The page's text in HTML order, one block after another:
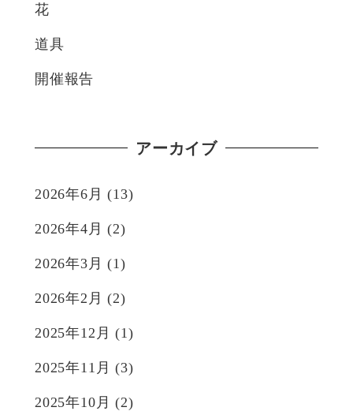
花
道具
開催報告
アーカイブ
2026年6月 (13)
2026年4月 (2)
2026年3月 (1)
2026年2月 (2)
2025年12月 (1)
2025年11月 (3)
2025年10月 (2)